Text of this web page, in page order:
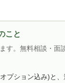
こと
す。無料相談・面
ション込み)と、